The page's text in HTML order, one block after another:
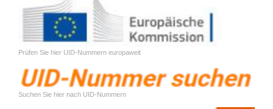
Prüfen Sie hier UID-Nummern europaweit
Suchen Sie hier nach UID-Nummern